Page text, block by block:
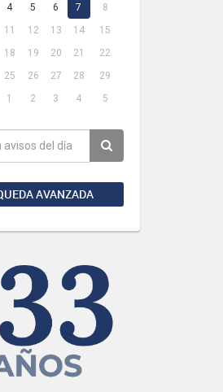
4 5 6 7
8
11 12 13 14
15
18 19 20 21
22
25 26 27 28
29
1 2 3 4 5
AVANZADA